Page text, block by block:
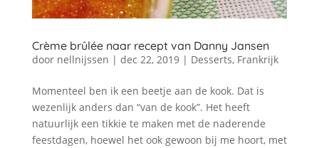
Crème brûlée naar recept van Danny Jansen
door nellnijssen | dec 22, 2019| Desserts, Frankrijk
Momenteel ben ik een beetje aan de kook. Dat is
wezenlijk anders dan “van de kook”. Het heeft
natuurlijk een tikkie te maken met de naderende
feestdagen, hoewel het ook gewoon bij me hoort, met